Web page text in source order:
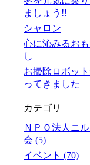
ましょう!!
シャロン
心に沁みるお
し
お掃除ロボッ
ってきました
カテゴリ
ＮＰＯ法人ニ
会 (5)
イベント (70)